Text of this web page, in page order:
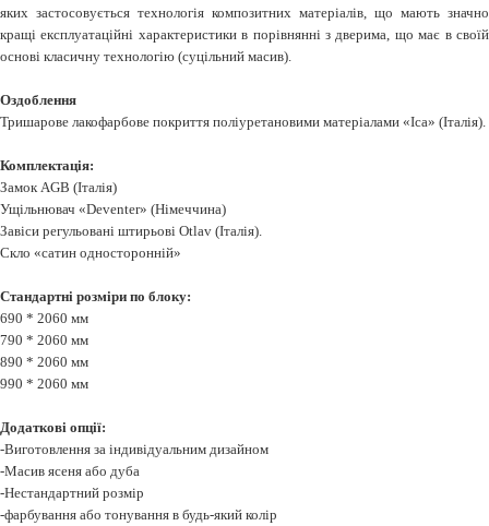
яких застосовується технологія композитних матеріалів, що мають значно
кращі експлуатаційні характеристики в порівнянні з дверима, що має в своїй
основі класичну технологію (суцільний масив).
Оздоблення
Тришарове лакофарбове покриття поліуретановими матеріалами «Ica» (Італія).
Комплектація:
Замок AGB (Італія)
Ущільнювач «Deventer» (Німеччина)
Завіси регульовані штирьові Otlav (Італія).
Скло «сатин односторонній»
Стандартні розміри по блоку:
690 * 2060 мм
790 * 2060 мм
890 * 2060 мм
990 * 2060 мм
Додаткові опції:
-Виготовлення за індивідуальним дизайном
-Масив ясеня або дуба
-Нестандартний розмір
-фарбування або тонування в будь-який колір